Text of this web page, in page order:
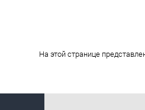
На этой странице